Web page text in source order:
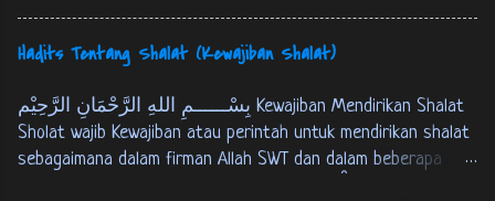
setelah manusia mati sampai hari kiamat atau tempat
persinggahan pertama menuju akherat. Berikut ini Firman
Allah SWT tentang alam kubur : كُلُّ نَفْسٍ ذَائِقَةُ اْلمَوْتِ، وَ
نَبْلُوْكُمْ بِالشَّرّ وَ اْلخَيْرِ فِتْنَةً، وَ اِلَيْنَا تُرْجَعُوْنَ. الانبياء:35 Tiap-
tiap yang berjiwa akan merasakan mati. Kami akan menguji
kamu dengan keburukan dan kebaikan sebagai cobaan (yang
sebenar-benarnya). Dan hanya kepada Kamilah kamu
Hadits Tentang Shalat (Kewajiban Shalat)
بِسْــــــمِ اللهِ الرَّحْمَانِ الرَّحِيْم Kewajiban Mendirikan Shalat
Sholat wajib Kewajiban atau perintah untuk mendirikan shalat
sebagaimana dalam firman Allah SWT dan dalam beberapa